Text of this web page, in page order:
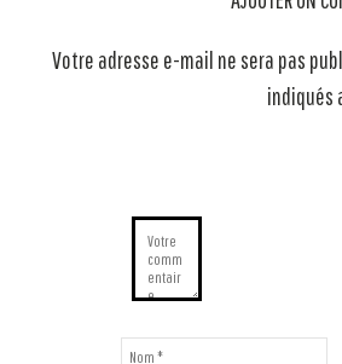
Votre adresse e-mail ne sera pas
indiqués